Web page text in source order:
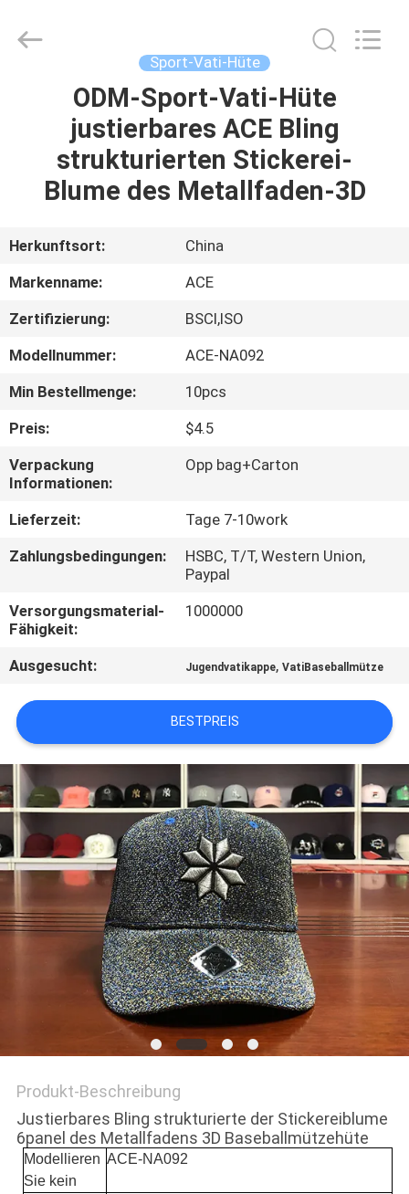
PRODUKTE
UNS
AUSFLUG
QUALITÄTSKONTROLLE
TRETEN
SIE
MIT
UNS
VERBINDUNG
NACHRICHTEN
FÄLLE
SITEMAP
PRIVACY
POLICY
Ltd..
Sport-Vati-Hüte
ODM-Sport-Vati-Hüte
justierbares ACE Bling
strukturierten Stickerei-
Blume des Metallfaden-3D
Herkunftsort:
China
Markenname:
ACE
Zertifizierung:
BSCI,ISO
Modellnummer:
ACE-NA092
Min Bestellmenge:
10pcs
Preis:
$4.5
Verpackung
Informationen:
Opp bag+Carton
Lieferzeit:
Tage 7-10work
Zahlungsbedingungen:
HSBC, T/T, Western Union,
Paypal
Versorgungsmaterial-
Fähigkeit:
1000000
Ausgesucht: Jugendvatikappe,VatiBaseballmütze
BESTPREIS
Produkt-Beschreibung
Justierbares Bling strukturierte der Stickereiblume
6panel des Metallfadens 3D Baseballmützehüte
Modellieren
Sie kein
ACE-NA092